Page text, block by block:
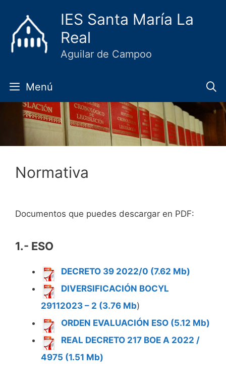
contenido
IES Santa María La
Real
Aguilar de Campoo
Menú
Normativa
Documentos que puedes descargar en PDF:
1.- ESO
DECRETO 39 2022/0 (7.62 Mb)
DIVERSIFICACIÓN BOCYL
29112023 – 2 (3.76 Mb)
ORDEN EVALUACIÓN ESO (5.12 Mb)
REAL DECRETO 217 BOE A 2022 /
4975 (1.51 Mb)